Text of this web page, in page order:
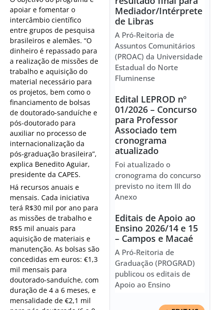
apoiar e fomentar o
intercâmbio científico
entre grupos de pesquisa
brasileiros e alemães. “O
dinheiro é repassado para
a realização de missões de
trabalho e aquisição do
material necessário para
os projetos, bem como o
financiamento de bolsas
de doutorado-sanduíche e
pós-doutorado para
auxiliar no processo de
internacionalização da
pós-graduação brasileira”,
explica Benedito Aguiar,
presidente da CAPES.
Há recursos anuais e
mensais. Cada iniciativa
terá R$30 mil por ano para
as missões de trabalho e
R$5 mil anuais para
aquisição de materiais e
manutenção. As bolsas são
concedidas em euros: €1,3
mil mensais para
doutorado-sanduíche, com
duração de 4 a 6 meses, e
mensalidade de €2,1 mil
Mediador/Intérprete
de Libras
A Pró-Reitoria de
Assuntos Comunitários
(PROAC) da Universidade
Estadual do Norte
Fluminense
Edital LEPROD nº
01/2026 – Concurso
para Professor
Associado tem
cronograma
atualizado
Foi atualizado o
cronograma do concurso
previsto no item III do
Anexo
Editais de Apoio ao
Ensino 2026/14 e 15
– Campos e Macaé
A Pró-Reitoria de
Graduação (PROGRAD)
publicou os editais de
Apoio ao Ensino